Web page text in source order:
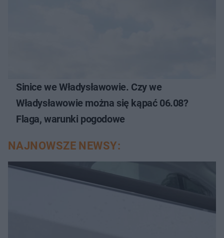
Sinice we Władysławowie. Czy we
Władysławowie można się kąpać 06.08?
Flaga, warunki pogodowe
NAJNOWSZE NEWSY: